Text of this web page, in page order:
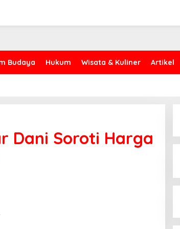
Budaya Hukum Wisata & Kuliner Artikel
Dani Soroti Harga